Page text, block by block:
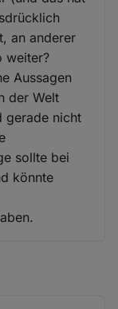
an anderer
weiter?
Aussagen
der Welt
gerade nicht
sollte bei
könnte